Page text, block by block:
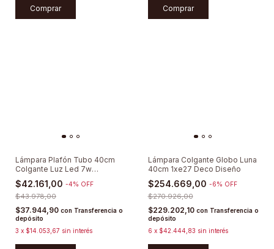
Comprar Comprar
Lámpara Plafón Tubo 40cm
Colgante Luz Led 7w
Moderno Gu10
$42.161,00 -4% OFF
$43.978,00
$37.944,90 con Transferencia o
depósito
3 x $14.053,67 sin interés
Lámpara Colgante Globo Luna
40cm 1xe27 Deco Diseño
$254.669,00 -6% OFF
$270.926,00
$229.202,10 con Transferencia o
depósito
6 x $42.444,83 sin interés